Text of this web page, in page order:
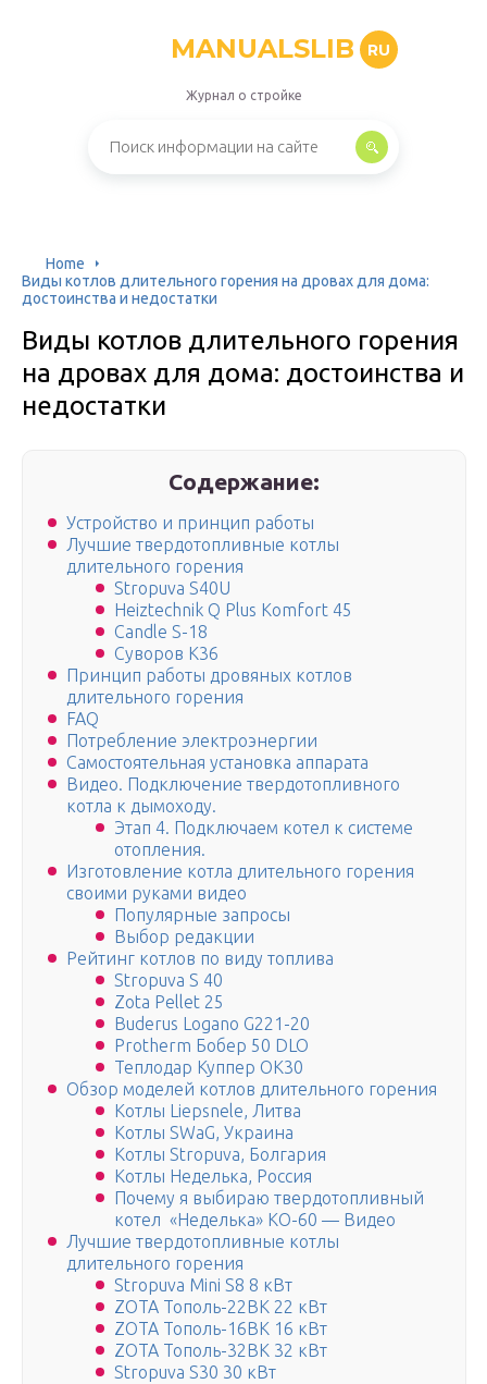
MANUALSLIB RU
Журнал о стройке
Home
Виды котлов длительного горения на дровах для дома:
достоинства и недостатки
Виды котлов длительного горения
на дровах для дома: достоинства и
недостатки
Содержание:
Устройство и принцип работы
Лучшие твердотопливные котлы
длительного горения
Stropuva S40U
Heiztechnik Q Plus Komfort 45
Candle S-18
Суворов К36
Принцип работы дровяных котлов
длительного горения
FAQ
Потребление электроэнергии
Самостоятельная установка аппарата
Видео. Подключение твердотопливного
котла к дымоходу.
Этап 4. Подключаем котел к системе
отопления.
Изготовление котла длительного горения
своими руками видео
Популярные запросы
Выбор редакции
Рейтинг котлов по виду топлива
Stropuva S 40
Zota Pellet 25
Buderus Logano G221-20
Protherm Бобер 50 DLO
Теплодар Куппер ОК30
Обзор моделей котлов длительного горения
Котлы Liepsnele, Литва
Котлы SWaG, Украина
Котлы Stropuva, Болгария
Котлы Неделька, Россия
Почему я выбираю твердотопливный
котел «Неделька» КО-60 — Видео
Лучшие твердотопливные котлы
длительного горения
Stropuva Mini S8 8 кВт
ZOTA Тополь-22ВК 22 кВт
ZOTA Тополь-16ВК 16 кВт
ZOTA Тополь-32ВК 32 кВт
Stropuva S30 30 кВт